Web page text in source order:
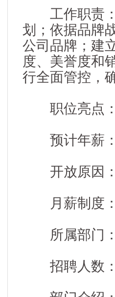
工作职责：
划；依据品牌
公司品牌；建
度、美誉度和
行全面管控，
职位亮点：
预计年薪：
开放原因：
月薪制度
所属部门：
招聘人数